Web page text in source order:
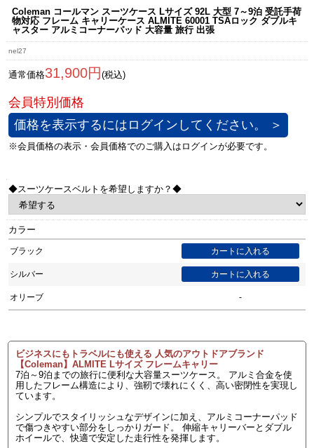
Coleman コールマン スーツケース Lサイズ 92L 大型 7～9泊 受託手荷
物対応 フレーム キャリーケース ALMITE 60001 TSAロック ダブルキ
ャスター アルミコーナーパッド 大容量 旅行 出張
nel27
通常価格31,900円 (税込)
価格を表示するにはログインしてください。 ＞
◆スーツケースベルトを希望しますか？◆
カラー
ブラック
シルバー
オリーブ -
ビジネスにもトラベルにも使える 人気のアウトドアブランド
【Coleman】ALMITE Lサイズ フレームキャリー
7泊～9泊までの旅行に便利な大容量スーツケース。 アルミ合金を使
用したフレーム構造により、強靭で壊れにくく、高い密閉性を実現し
ています。
シンプルでスタイリッシュなデザインに加え、アルミコーナーパッド
で傷つきやすい部分をしっかりガード。 伸縮キャリーバーとダブル
ホイールで、快適で安定した走行性を発揮します。